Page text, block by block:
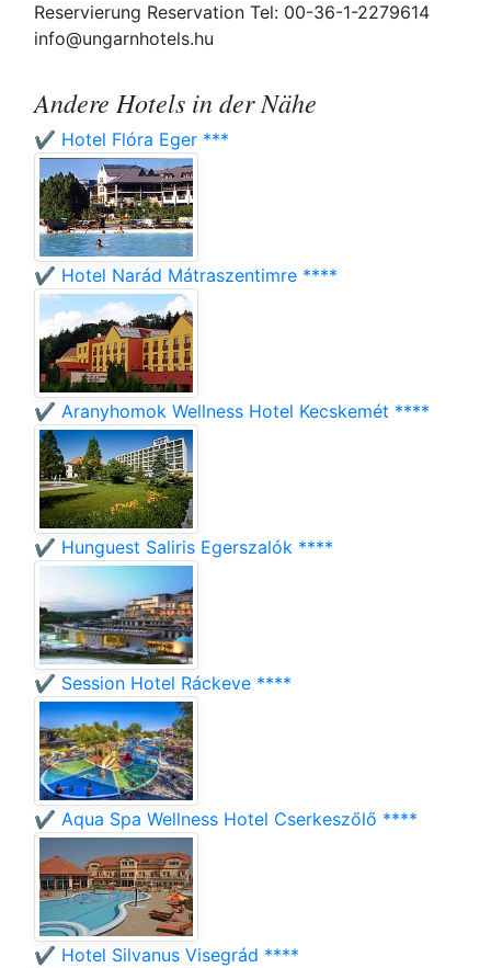
Reservierung Reservation Tel: 00-36-1-2279614
info@ungarnhotels.hu
Andere Hotels in der Nähe
✔️ Hotel Flóra Eger ***
✔️ Hotel Narád Mátraszentimre ****
✔️ Aranyhomok Wellness Hotel Kecskemét ****
✔️ Hunguest Saliris Egerszalók ****
✔️ Session Hotel Ráckeve ****
✔️ Aqua Spa Wellness Hotel Cserkeszőlő ****
✔️ Hotel Silvanus Visegrád ****